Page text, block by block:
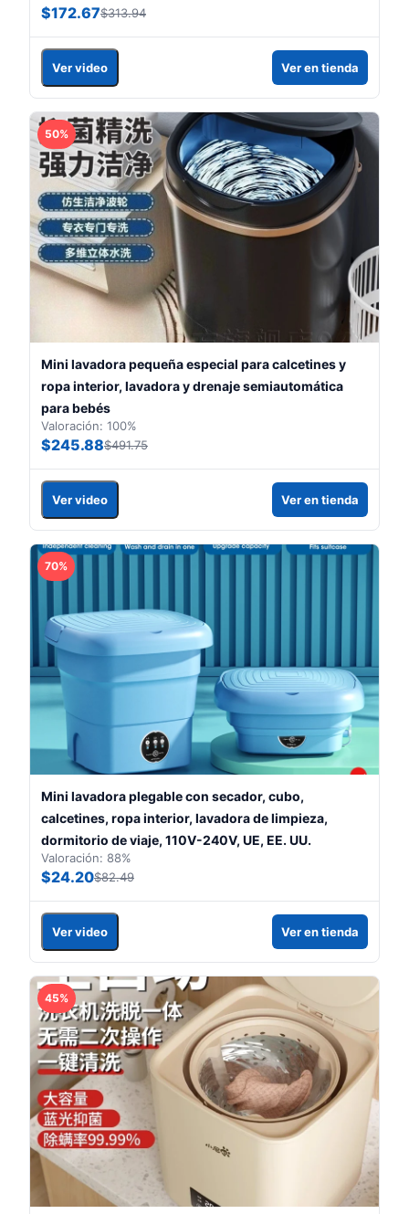
$172.67$313.94
Ver video Ver en tienda
50%
Mini lavadora pequeña especial para calcetines y
ropa interior, lavadora y drenaje semiautomática
para bebés
Valoración: 100%
$245.88$491.75
Ver video Ver en tienda
70%
Mini lavadora plegable con secador, cubo,
calcetines, ropa interior, lavadora de limpieza,
dormitorio de viaje, 110V-240V, UE, EE. UU.
Valoración: 88%
$24.20$82.49
Ver video Ver en tienda
45%